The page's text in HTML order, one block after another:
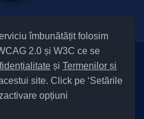
îmbunătățit folosim
2.0 și W3C ce se
și Termenilor și
site. Click pe ‘Setările
opțiuni
și Accesibilitate
datelor|Politică de utilizare
utilizare a site-ului